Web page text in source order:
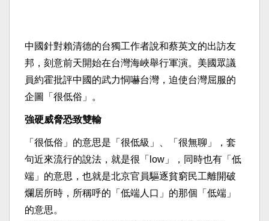
中國針對賴清德的台獨工作者說和蔡英文的出訪友
邦，刻意前天開始在台灣海峽舉行軍演。美國眾議
員約霍批評中國的武力恫嚇台灣，迫使台灣屈服的
企圖「很低俗」。
強硬威脅恐致雙輸
「很低俗」的意思是「很低級」、「很無聊」，套
句近來流行的說法，就是很「low」，同時也有「低
端」的意思，也就是北京官員驅逐貧窮民工離開破
爛居所時，所稱呼的「低端人口」的那個「低端」
的意思。